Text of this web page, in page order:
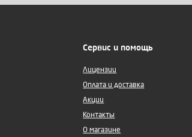
Сервис и помощь
Лицензии
Оплата и доставка
Акции
Контакты
О магазине